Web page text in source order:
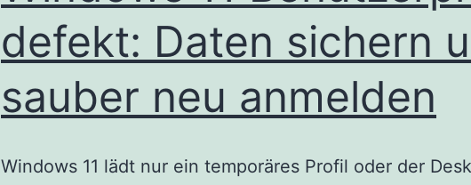
defekt: Daten sichern
sauber neu anmelden
Windows 11 lädt nur ein temporäres Profil oder der